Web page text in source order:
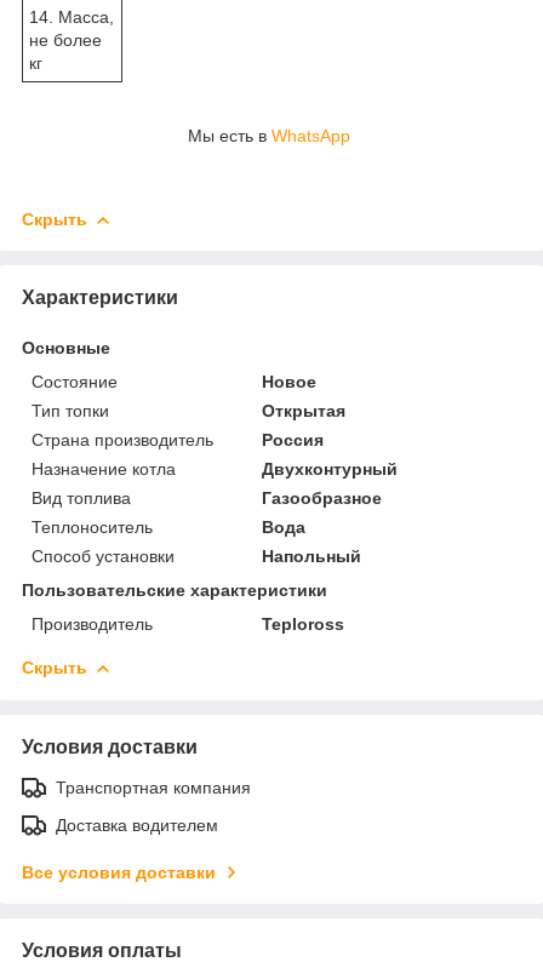
14. Масса,
не более
кг
Мы есть в WhatsApp
Скрыть
Характеристики
Основные
Состояние
Новое
Тип топки
Открытая
Страна производитель
Россия
Назначение котла
Двухконтурный
Вид топлива
Газообразное
Теплоноситель
Вода
Способ установки
Напольный
Пользовательские характеристики
Производитель
Teploross
Скрыть
Условия доставки
Транспортная компания
Доставка водителем
Все условия доставки
Условия оплаты